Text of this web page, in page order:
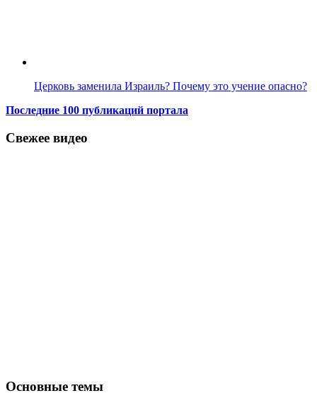
Церковь заменила Израиль? Почему это учение опасно?
Последние 100 публикаций портала
Свежее видео
Основные темы